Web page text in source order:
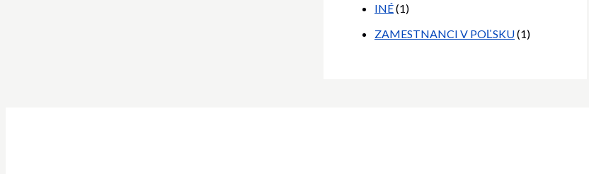
INÉ(1)
ZAMESTNANCI V POĽSKU(1)